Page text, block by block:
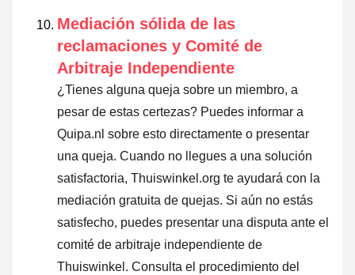
Mediación sólida de las
reclamaciones y Comité de
Arbitraje Independiente
¿Tienes alguna queja sobre un miembro, a
pesar de estas certezas? Puedes informar a
Quipa.nl sobre esto directamente o presentar
una queja. Cuando no llegues a una solución
satisfactoria, Thuiswinkel.org te ayudará con la
mediación gratuita de quejas. Si aún no estás
satisfecho, puedes presentar una disputa ante el
comité de arbitraje independiente de
Thuiswinkel. Consulta el procedimiento del